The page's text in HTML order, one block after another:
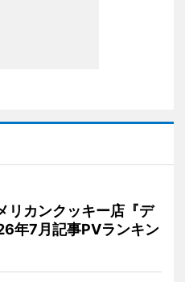
リカンクッキー店『デ
年7月記事PVランキン